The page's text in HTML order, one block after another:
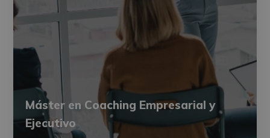
Máster en Coaching Empresarial y
Ejecutivo